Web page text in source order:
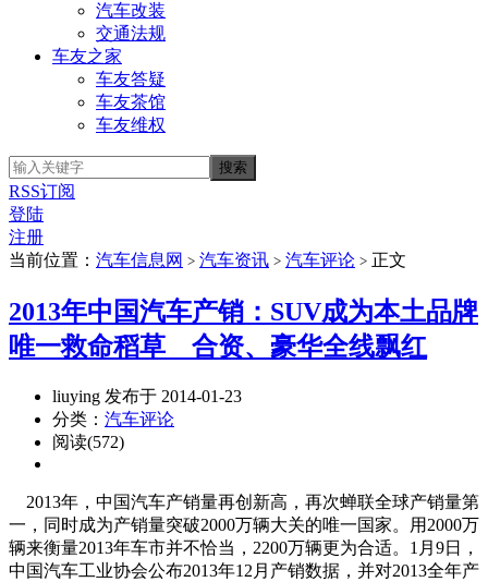
汽车改装
交通法规
车友之家
车友答疑
车友茶馆
车友维权
RSS订阅
登陆
注册
当前位置： 汽车信息网 > 汽车资讯 > 汽车评论 > 正文
2013年中国汽车产销：SUV成为本土品牌
唯一救命稻草 合资、豪华全线飘红
liuying 发布于 2014-01-23
分类： 汽车评论
阅读(572)
2013年，中国汽车产销量再创新高，再次蝉联全球产销量第
一，同时成为产销量突破2000万辆大关的唯一国家。用2000万
辆来衡量2013年车市并不恰当，2200万辆更为合适。1月9日，
中国汽车工业协会公布2013年12月产销数据，并对2013全年产